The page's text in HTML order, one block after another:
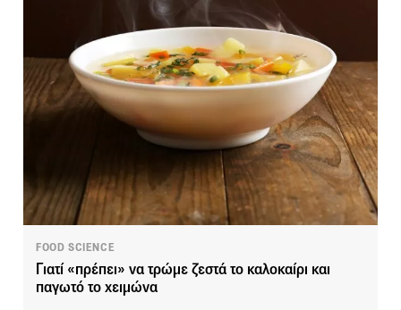
FOOD SCIENCE
Γιατί «πρέπει» να τρώμε ζεστά το καλοκαίρι και
παγωτό το χειμώνα